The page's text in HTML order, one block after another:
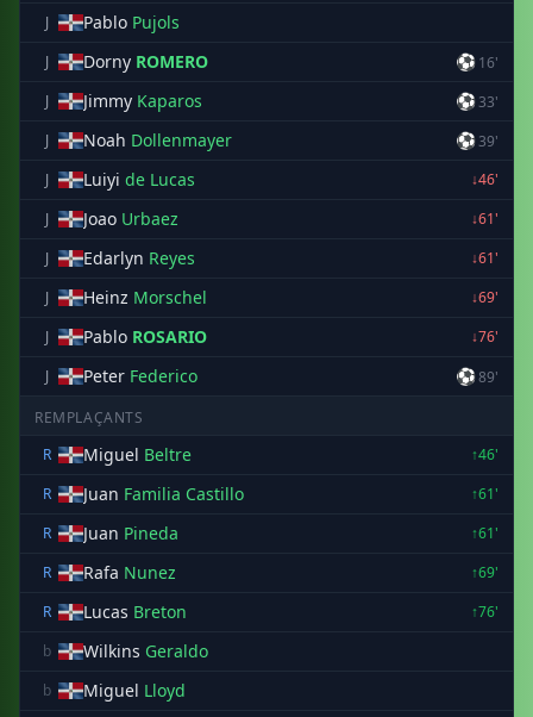
J Pablo Pujols
J Dorny ROMERO ⚽ 16'
J
Jimmy Kaparos ⚽33'
J
Noah Dollenmayer ⚽39'
J
Luiyi de Lucas
↓46'
J
Joao Urbaez
↓61'
J
Edarlyn Reyes
↓61'
J
Heinz Morschel
↓69'
J
Pablo ROSARIO
↓76'
J
Peter Federico ⚽89'
REMPLAÇANTS
R
Miguel Beltre
↑46'
R
Juan Familia Castillo
↑61'
R
Juan Pineda
↑61'
R
Rafa Nunez
↑69'
R
Lucas Breton
↑76'
b
Wilkins Geraldo
b Miguel Lloyd